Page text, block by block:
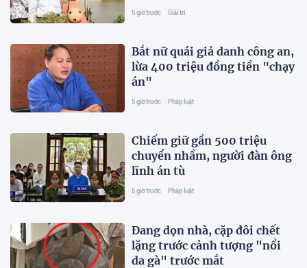
5 giờ trước Giải trí
Bắt nữ quái giả danh công an,
lừa 400 triệu đồng tiền "chạy
án"
5 giờ trước Pháp luật
Chiếm giữ gần 500 triệu
chuyển nhầm, người đàn ông
lĩnh án tù
5 giờ trước Pháp luật
Đang dọn nhà, cặp đôi chết
lặng trước cảnh tượng "nổi
da gà" trước mắt